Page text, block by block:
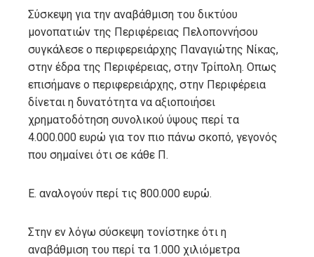
Σύσκεψη για την αναβάθμιση του δικτύου
μονοπατιών της Περιφέρειας Πελοποννήσου
συγκάλεσε ο περιφερειάρχης Παναγιώτης Νίκας,
στην έδρα της Περιφέρειας, στην Τρίπολη. Οπως
επισήμανε ο περιφερειάρχης, στην Περιφέρεια
δίνεται η δυνατότητα να αξιοποιήσει
χρηματοδότηση συνολικού ύψους περί τα
4.000.000 ευρώ για τον πιο πάνω σκοπό, γεγονός
που σημαίνει ότι σε κάθε Π.
Ε. αναλογούν περί τις 800.000 ευρώ.
Στην εν λόγω σύσκεψη τονίστηκε ότι η
αναβάθμιση του περί τα 1.000 χιλιόμετρα